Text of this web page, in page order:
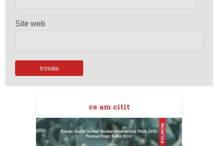
Site web
ce am citit